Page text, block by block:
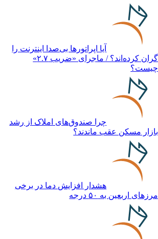
آیا اپراتورها بی‌صدا اینترنت را
گران کرده‌اند؟ / ماجرای «ضریب ۲.۷»
چیست؟
چرا صندوق‌های املاک از رشد
بازار مسکن عقب ماندند؟
هشدار افزایش دما در برخی
مرزهای اربعین به ۵۰ درجه